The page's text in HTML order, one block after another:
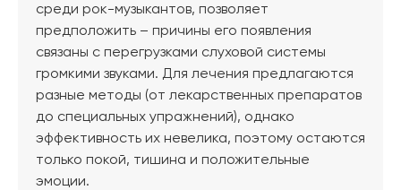
среди рок-музыкантов, позволяет
предположить – причины его появления
связаны с перегрузками слуховой системы
громкими звуками. Для лечения предлагаются
разные методы (от лекарственных препаратов
до специальных упражнений), однако
эффективность их невелика, поэтому остаются
только покой, тишина и положительные
эмоции.